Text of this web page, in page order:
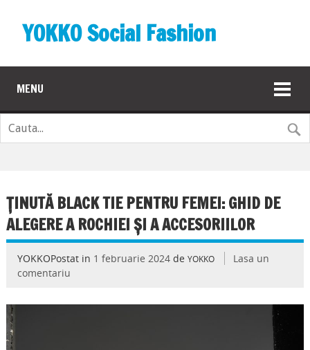
YOKKO Social Fashion
MENU
ȚINUTĂ BLACK TIE PENTRU FEMEI: GHID DE
ALEGERE A ROCHIEI ȘI A ACCESORIILOR
YOKKOPostat in 1 februarie 2024de YOKKO
Lasa un
comentariu